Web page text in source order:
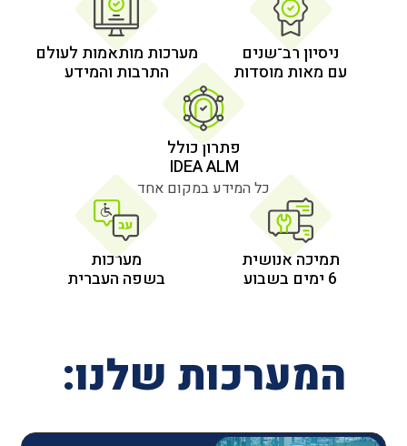
מוסדות
מערכות מותאמות לעולם
התרבות והמידע
כל המידע במקום אחד
מערכות
בשפה העברית
שלנו: